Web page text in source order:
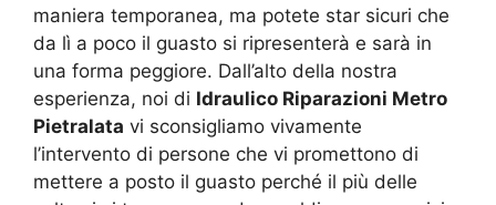
maniera temporanea, ma potete star sicuri che
da lì a poco il guasto si ripresenterà e sarà in
una forma peggiore. Dall’alto della nostra
esperienza, noi di Idraulico Riparazioni Metro
Pietralata vi sconsigliamo vivamente
l’intervento di persone che vi promettono di
mettere a posto il guasto perché il più delle